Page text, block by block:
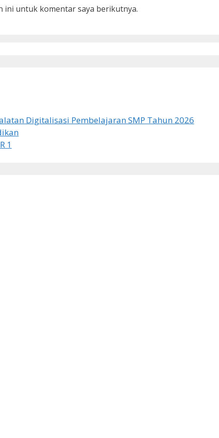
ini untuk komentar saya berikutnya.
Digitalisasi Pembelajaran SMP Tahun 2026
1